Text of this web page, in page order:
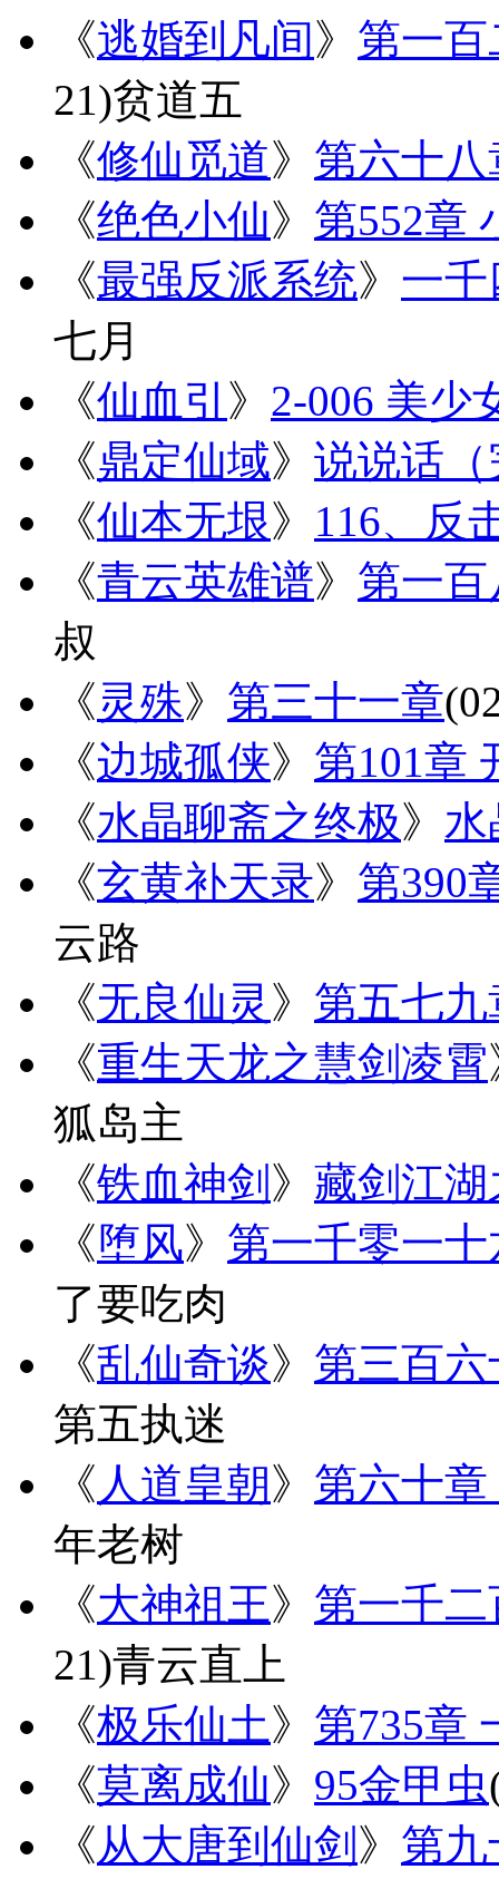
《逃婚到凡间》 第一
21)贫道五
《修仙觅道》 第六十
《绝色小仙》 第552章
《最强反派系统》 一
七月
《仙血引 》 2-006 美少
《鼎定仙域》 说说话
《仙本无垠》 116、反
《青云英雄谱》 第一
叔
《灵殊》 第三十一章
《边城孤侠》 第101章
《水晶聊斋之终极》 水
《玄黄补天录》 第390
云路
《无良仙灵 》 第五七
《重生天龙之慧剑凌霄
狐岛主
《铁血神剑 》 藏剑江
《堕风》 第一千零一
了要吃肉
《乱仙奇谈》 第三百
第五执迷
《 人道皇朝》 第六十
年老树
《大神祖王》 第一千
21)青云直上
《极乐仙土》 第735章
《莫离成仙》 95金甲虫
《从大唐到仙剑 》 第